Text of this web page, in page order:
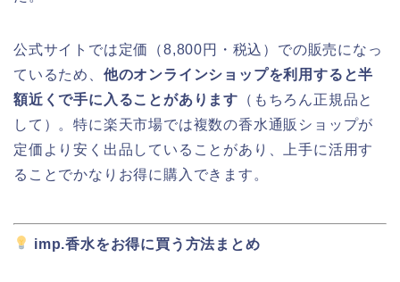
公式サイトでは定価（8,800円・税込）での販売になっ
ているため、 他のオンラインショップを利用すると半
額近くで手に入ることがあります （もちろん正規品と
して）。特に楽天市場では複数の香水通販ショップが
定価より安く出品していることがあり、上手に活用す
ることでかなりお得に購入できます。
imp.香水をお得に買う方法まとめ